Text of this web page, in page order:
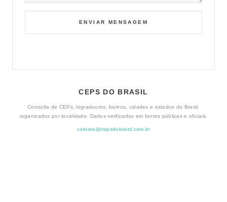
CEPS DO BRASIL
Consulta de CEPs, logradouros, bairros, cidades e estados do Brasil,
organizados por localidade. Dados verificados em fontes públicas e oficiais.
contato@cepsdobrasil.com.br